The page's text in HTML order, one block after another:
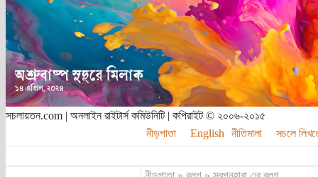
সচলায়তন.com | অনলাইন রাইটার্স কমিউনিটি | কপিরাইট © ২০০৬-২০১৫
নীড়পাতা
English নীতিমালা সচলে